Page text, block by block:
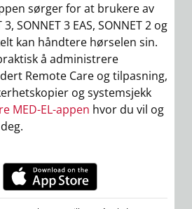
sørger for at brukere av
SONNET 3 EAS, SONNET 2 og
kan håndtere hørselen sin.
å administrere
Remote Care og tilpasning,
og systemsjekk
MED-EL-appen hvor du vil og